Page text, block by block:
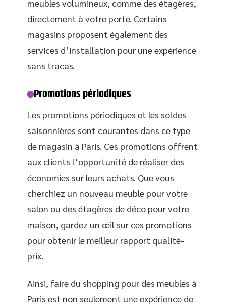
meubles volumineux, comme des étagères,
directement à votre porte. Certains
magasins proposent également des
services d’installation pour une expérience
sans tracas.
Promotions périodiques
Les promotions périodiques et les soldes
saisonnières sont courantes dans ce type
de magasin à Paris. Ces promotions offrent
aux clients l’opportunité de réaliser des
économies sur leurs achats. Que vous
cherchiez un nouveau meuble pour votre
salon ou des étagères de déco pour votre
maison, gardez un œil sur ces promotions
pour obtenir le meilleur rapport qualité-
prix.
Ainsi, faire du shopping pour des meubles à
Paris est non seulement une expérience de